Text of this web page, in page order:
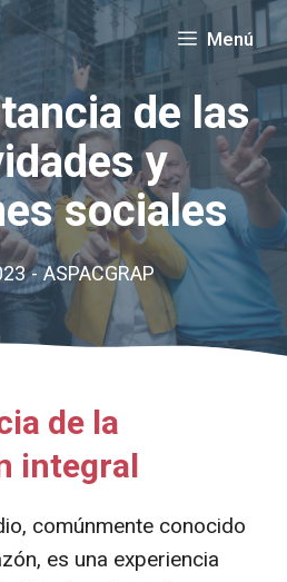
Menú
de las
y
sociales
- ASPACGRAP
de la
integral
comúnmente conocido
es una experiencia